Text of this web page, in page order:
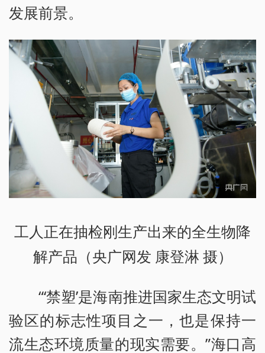
发展前景。
工人正在抽检刚生产出来的全生物降
解产品（央广网发 康登淋 摄）
“‘禁塑’是海南推进国家生态文明试
验区的标志性项目之一，也是保持一
流生态环境质量的现实需要。”海口高